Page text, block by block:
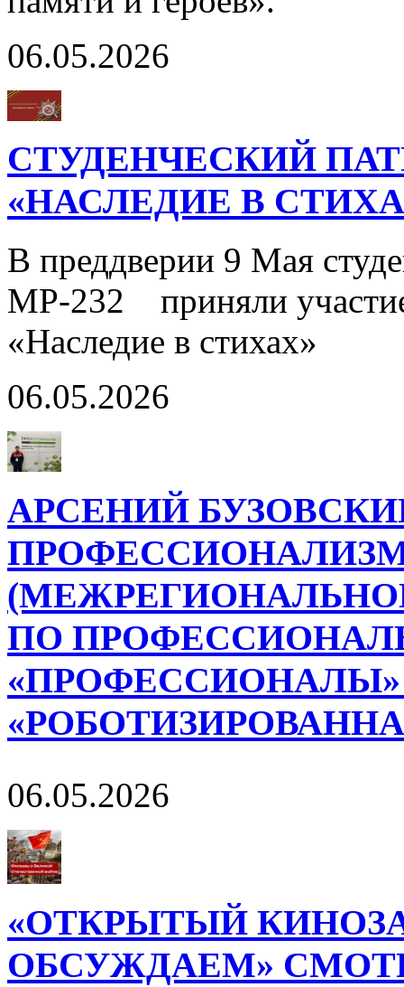
06.05.2026
СТУДЕНЧЕСКИЙ
«НАСЛЕДИЕ В
В преддверии 9 Мая
МР-232 приняли участие
«Наследие в стихах»
06.05.2026
АРСЕНИЙ
ПО
06.05.2026
«ОТКРЫТЫЙ
ОБСУЖДАЕМ»